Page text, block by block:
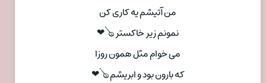
من آتیشم یه کاری کن
نمونم زیر خاکستر 🪕❤
می خوام مثل همون روزا
که بارون بود و ابریشم 🪕❤